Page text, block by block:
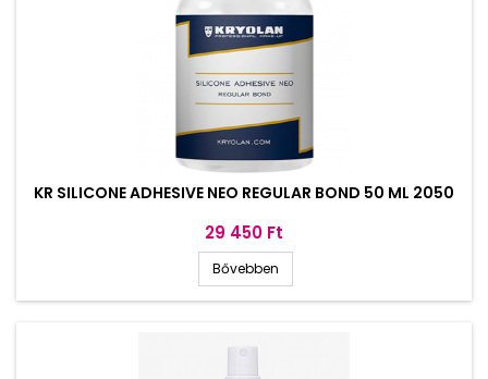
KR SILICONE ADHESIVE NEO REGULAR BOND 50 ML 2050
Ár
29 450 Ft
Bővebben